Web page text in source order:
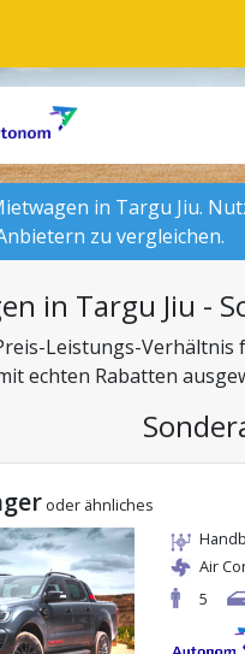
in Targu Jiu.
zu vergleichen.
in Targu Jiu -
Leistungs-
echten Rabatten
oder ähnliches
Air
5